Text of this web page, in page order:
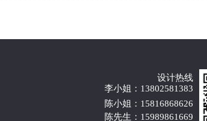
设计热线
李小姐：13802581383
陈小姐：15816868626
陈先生：15989861669